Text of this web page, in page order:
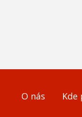
O nás Kde